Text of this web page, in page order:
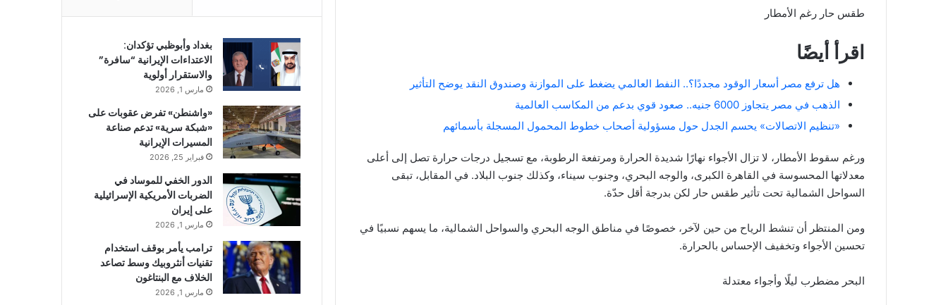
طقس حار رغم الأمطار
اقرأ أيضًا
هل ترفع مصر أسعار الوقود مجددًا؟.. النفط العالمي يضغط على الموازنة وصندوق النقد يوضح التأثير
الذهب في مصر يتجاوز 6000 جنيه.. صعود قوي بدعم من المكاسب العالمية
«تنظيم الاتصالات» يحسم الجدل حول مسؤولية أصحاب خطوط المحمول المسجلة بأسمائهم
ورغم سقوط الأمطار، لا تزال الأجواء نهارًا شديدة الحرارة ومرتفعة الرطوبة، مع تسجيل درجات حرارة تصل إلى أعلى
معدلاتها المحسوسة في القاهرة الكبرى، والوجه البحري، وجنوب سيناء، وكذلك جنوب البلاد. في المقابل، تبقى
السواحل الشمالية تحت تأثير طقس حار لكن بدرجة أقل حدّة.
ومن المنتظر أن تنشط الرياح من حين لآخر، خصوصًا في مناطق الوجه البحري والسواحل الشمالية، ما يسهم نسبيًا في
تحسين الأجواء وتخفيف الإحساس بالحرارة.
البحر مضطرب ليلًا وأجواء معتدلة
بغداد وأبوظبي تؤكدان:
الاعتداءات الإيرانية “سافرة”
والاستقرار أولوية
مارس 1, 2026
«واشنطن» تفرض عقوبات على
«شبكة سرية» تدعم صناعة
المسيرات الإيرانية
فبراير 25, 2026
الدور الخفي للموساد في
الضربات الأمريكية الإسرائيلية
على إيران
مارس 1, 2026
ترامب يأمر بوقف استخدام
تقنيات أنثروبيك وسط تصاعد
الخلاف مع البنتاغون
مارس 1, 2026